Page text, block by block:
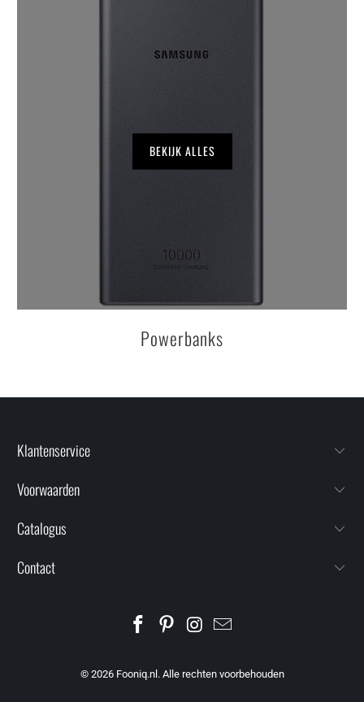
BEKIJK ALLES
Powerbanks
Klantenservice
Voorwaarden
Catalogus
Contact
© 2026 Fooniq.nl . Alle rechten voorbehouden